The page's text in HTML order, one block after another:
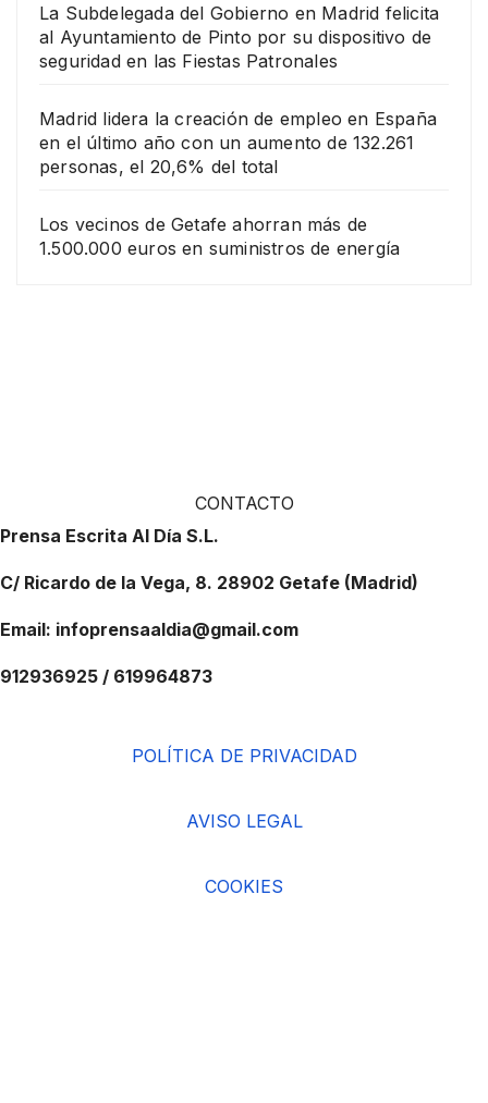
La Subdelegada del Gobierno en Madrid felicita
al Ayuntamiento de Pinto por su dispositivo de
seguridad en las Fiestas Patronales
Madrid lidera la creación de empleo en España
en el último año con un aumento de 132.261
personas, el 20,6% del total
Los vecinos de Getafe ahorran más de
1.500.000 euros en suministros de energía
CONTACTO
Prensa Escrita Al Día S.L.
C/ Ricardo de la Vega, 8. 28902 Getafe (Madrid)
Email: infoprensaaldia@gmail.com
912936925 / 619964873
POLÍTICA DE PRIVACIDAD
AVISO LEGAL
COOKIES